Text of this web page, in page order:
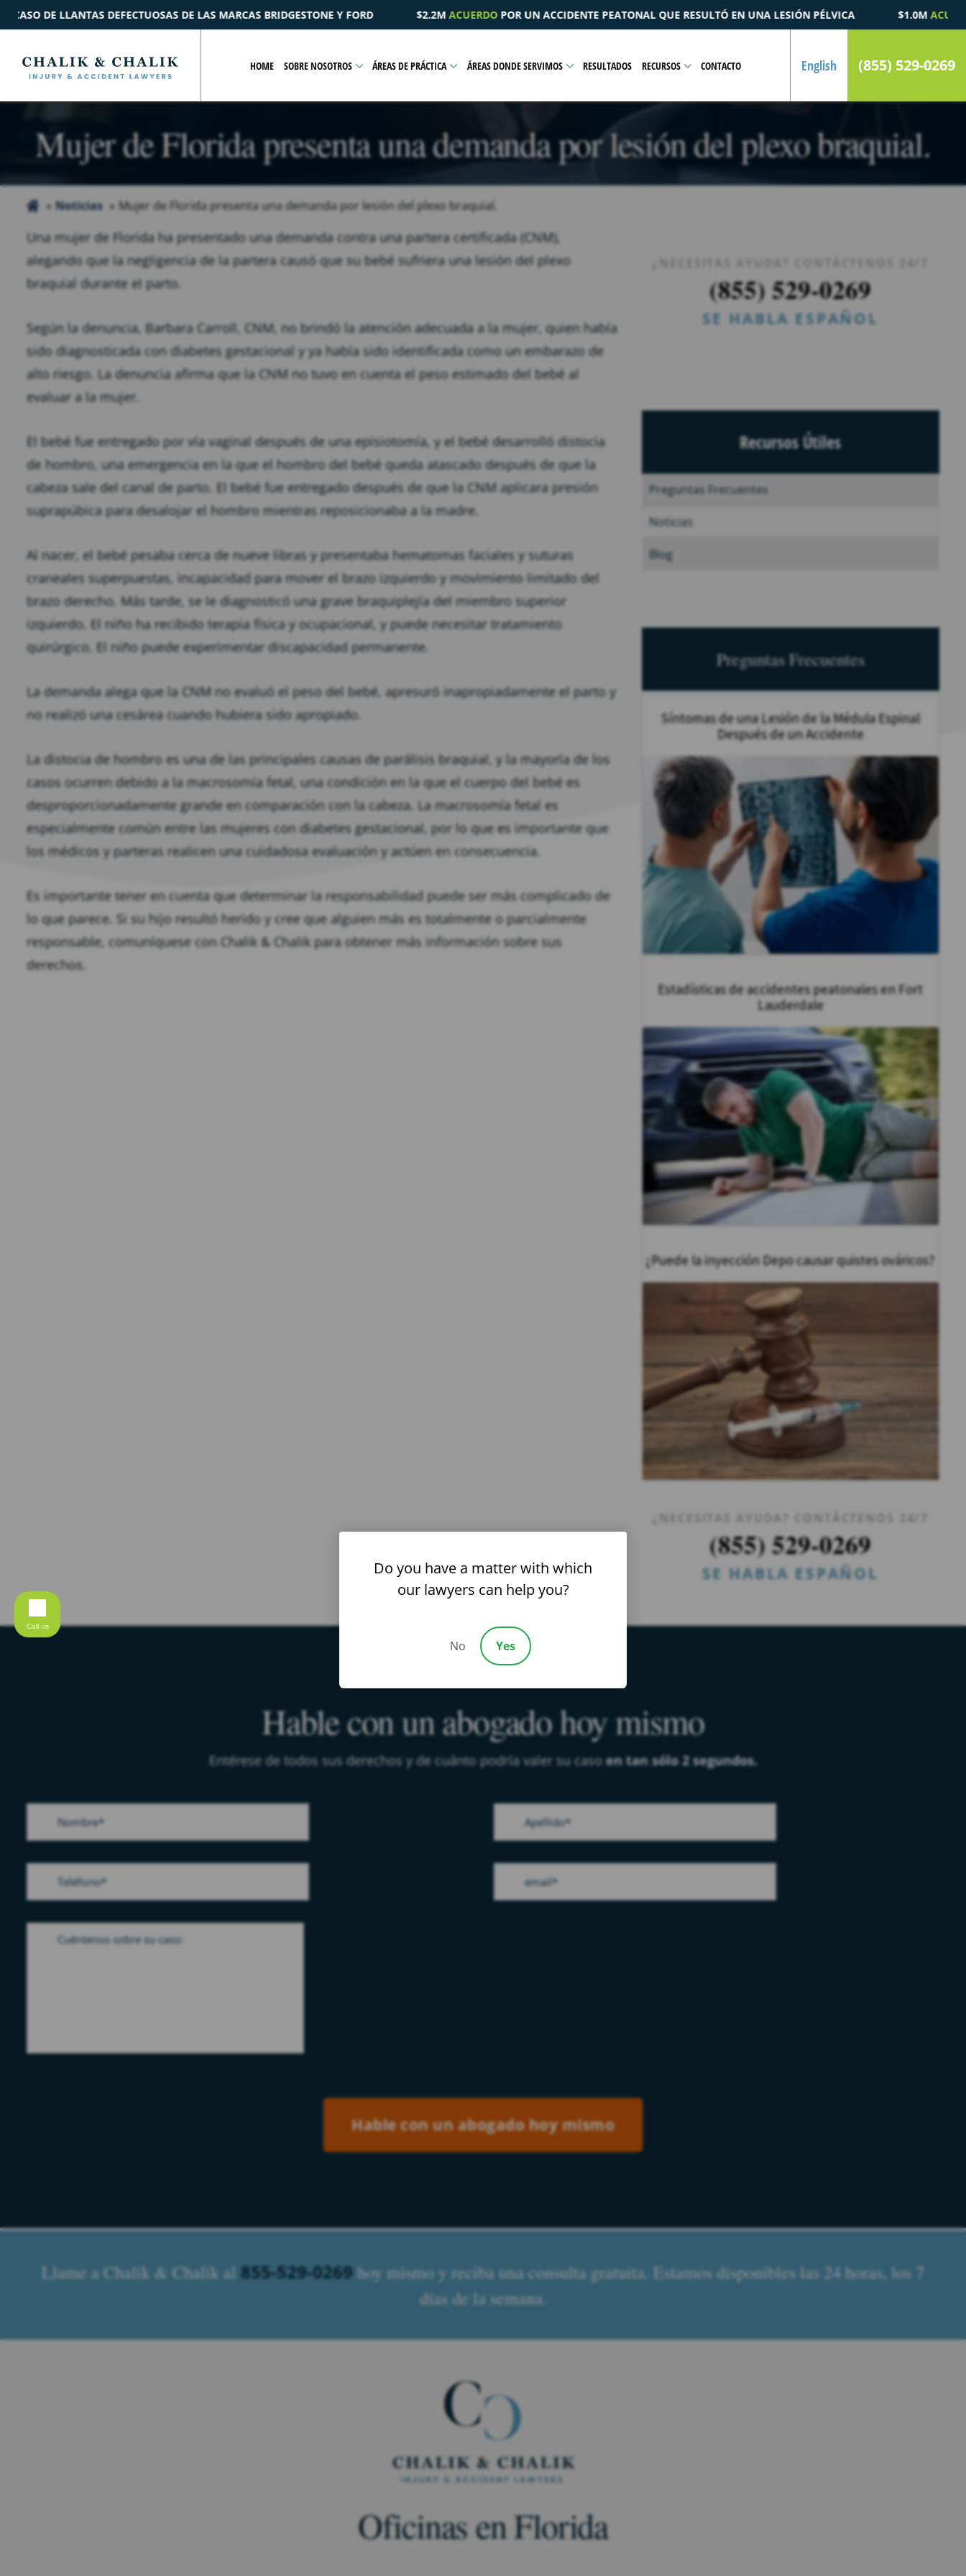
DE LAS MARCAS BRIDGESTONE Y FORD $2.2MACUERDOPOR UN ACCIDENTE PEATONAL QUE RESULTÓ EN UNA LESIÓN PÉLVICA $1.0MACUERDO POR UN CASO DE MUERTE
HOME SOBRE NOSOTROS ÁREAS DE PRÁCTICA ÁREAS DONDE SERVIMOS RESULTADOS RECURSOS CONTACTO English (855) 529-0269
Mujer de Florida presenta una demanda por lesión del plexo braquial.
Noticias Mujer de Florida presenta una demanda por lesión del plexo braquial.
Una mujer de Florida ha presentado una demanda contra una partera certificada (CNM),
alegando que la negligencia de la partera causó que su bebé sufriera una lesión del plexo
braquial durante el parto.
Según la denuncia, Barbara Carroll, CNM, no brindó la atención adecuada a la mujer, quien había
sido diagnosticada con diabetes gestacional y ya había sido identificada como un embarazo de
alto riesgo. La denuncia afirma que la CNM no tuvo en cuenta el peso estimado del bebé al
evaluar a la mujer.
El bebé fue entregado por vía vaginal después de una episiotomía, y el bebé desarrolló distocia
de hombro, una emergencia en la que el hombro del bebé queda atascado después de que la
cabeza sale del canal de parto. El bebé fue entregado después de que la CNM aplicara presión
suprapúbica para desalojar el hombro mientras reposicionaba a la madre.
Al nacer, el bebé pesaba cerca de nueve libras y presentaba hematomas faciales y suturas
craneales superpuestas, incapacidad para mover el brazo izquierdo y movimiento limitado del
brazo derecho. Más tarde, se le diagnosticó una grave braquiplejía del miembro superior
izquierdo. El niño ha recibido terapia física y ocupacional, y puede necesitar tratamiento
quirúrgico. El niño puede experimentar discapacidad permanente.
La demanda alega que la CNM no evaluó el peso del bebé, apresuró inapropiadamente el parto y
no realizó una cesárea cuando hubiera sido apropiado.
La distocia de hombro es una de las principales causas de parálisis braquial, y la mayoría de los
casos ocurren debido a la macrosomía fetal, una condición en la que el cuerpo del bebé es
desproporcionadamente grande en comparación con la cabeza. La macrosomía fetal es
especialmente común entre las mujeres con diabetes gestacional, por lo que es importante que
los médicos y parteras realicen una cuidadosa evaluación y actúen en consecuencia.
Es importante tener en cuenta que determinar la responsabilidad puede ser más complicado de
lo que parece. Si su hijo resultó herido y cree que alguien más es totalmente o parcialmente
responsable, comuníquese con Chalik & Chalik para obtener más información sobre sus
derechos.
(855) 529-0269
SE HABLA ESPAÑOL
Recursos Útiles
Preguntas Frecuentes
Noticias
Blog
Preguntas Frecuentes
Síntomas de una Lesión de la Médula Espinal
Después de un Accidente
Estadísticas de accidentes peatonales en Fort
Lauderdale
¿Puede la inyección Depo causar quistes ováricos?
¿NECESITAS AYUDA? CONTÁCTENOS 24/7
(855) 529-0269
SE HABLA ESPAÑOL
Hable con un abogado hoy mismo
Entérese de todos sus derechos y de cuánto podría valer su casoen tan sólo 2 segundos.
Llame a Chalik & Chalik al 855-529-0269 hoy mismo y reciba una consulta gratuita. Estamos disponibles las 24 horas, los 7
días de la semana.
Oficinas en Florida
Call us
Do you have a matter with which
our lawyers can help you?
No Yes